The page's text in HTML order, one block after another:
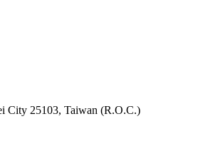
25103, Taiwan (R.O.C.)